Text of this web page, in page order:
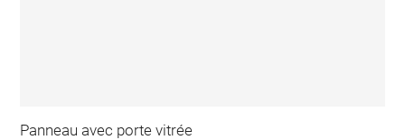
Panneau avec porte vitrée